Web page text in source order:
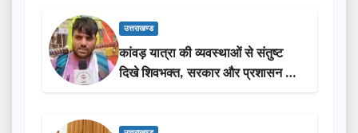
उत्तराखण्ड
कांवड़ यात्रा की व्यवस्थाओं से संतुष्ट
दिखे शिवभक्त, सरकार और प्रशासन की
सराहना…